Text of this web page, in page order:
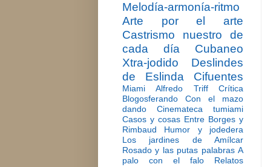
Melodía-armonía-ritmo
Arte por el arte
Castrismo nuestro de
cada día
Cubaneo
Xtra-jodido
Deslindes
de Eslinda Cifuentes
Miami Alfredo Triff
Crítica
Blogosferando
Con el mazo
dando
Cinemateca tumiami
Casos y cosas Entre Borges y
Rimbaud
Humor y jodedera
Los jardines de Amílcar
Rosado y las putas palabras A
palo con el falo
Relatos